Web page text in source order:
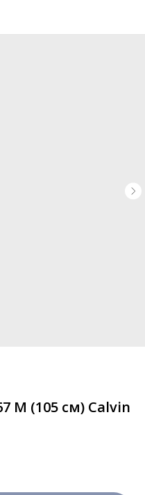
M (105 см) Calvin